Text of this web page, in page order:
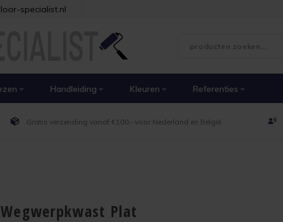
specialist.nl
Handleiding Kleuren Referenties
Gratis verzending vanaf €100,- voor Nederland en België
Wegwerpkwast Plat